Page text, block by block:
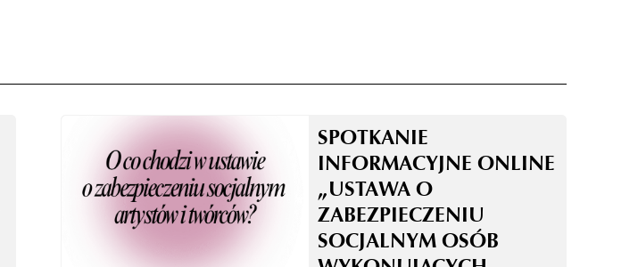
SPOTKANIE
INFORMACYJNE ONLINE
„USTAWA O
ZABEZPIECZENIU
SOCJALNYM OSÓB